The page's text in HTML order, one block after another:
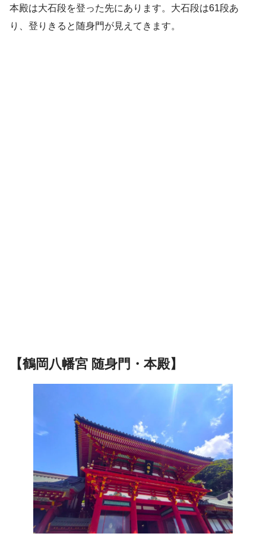
本殿は大石段を登った先にあります。大石段は61段あ
り、登りきると随身門が見えてきます。
【鶴岡八幡宮 随身門・本殿】